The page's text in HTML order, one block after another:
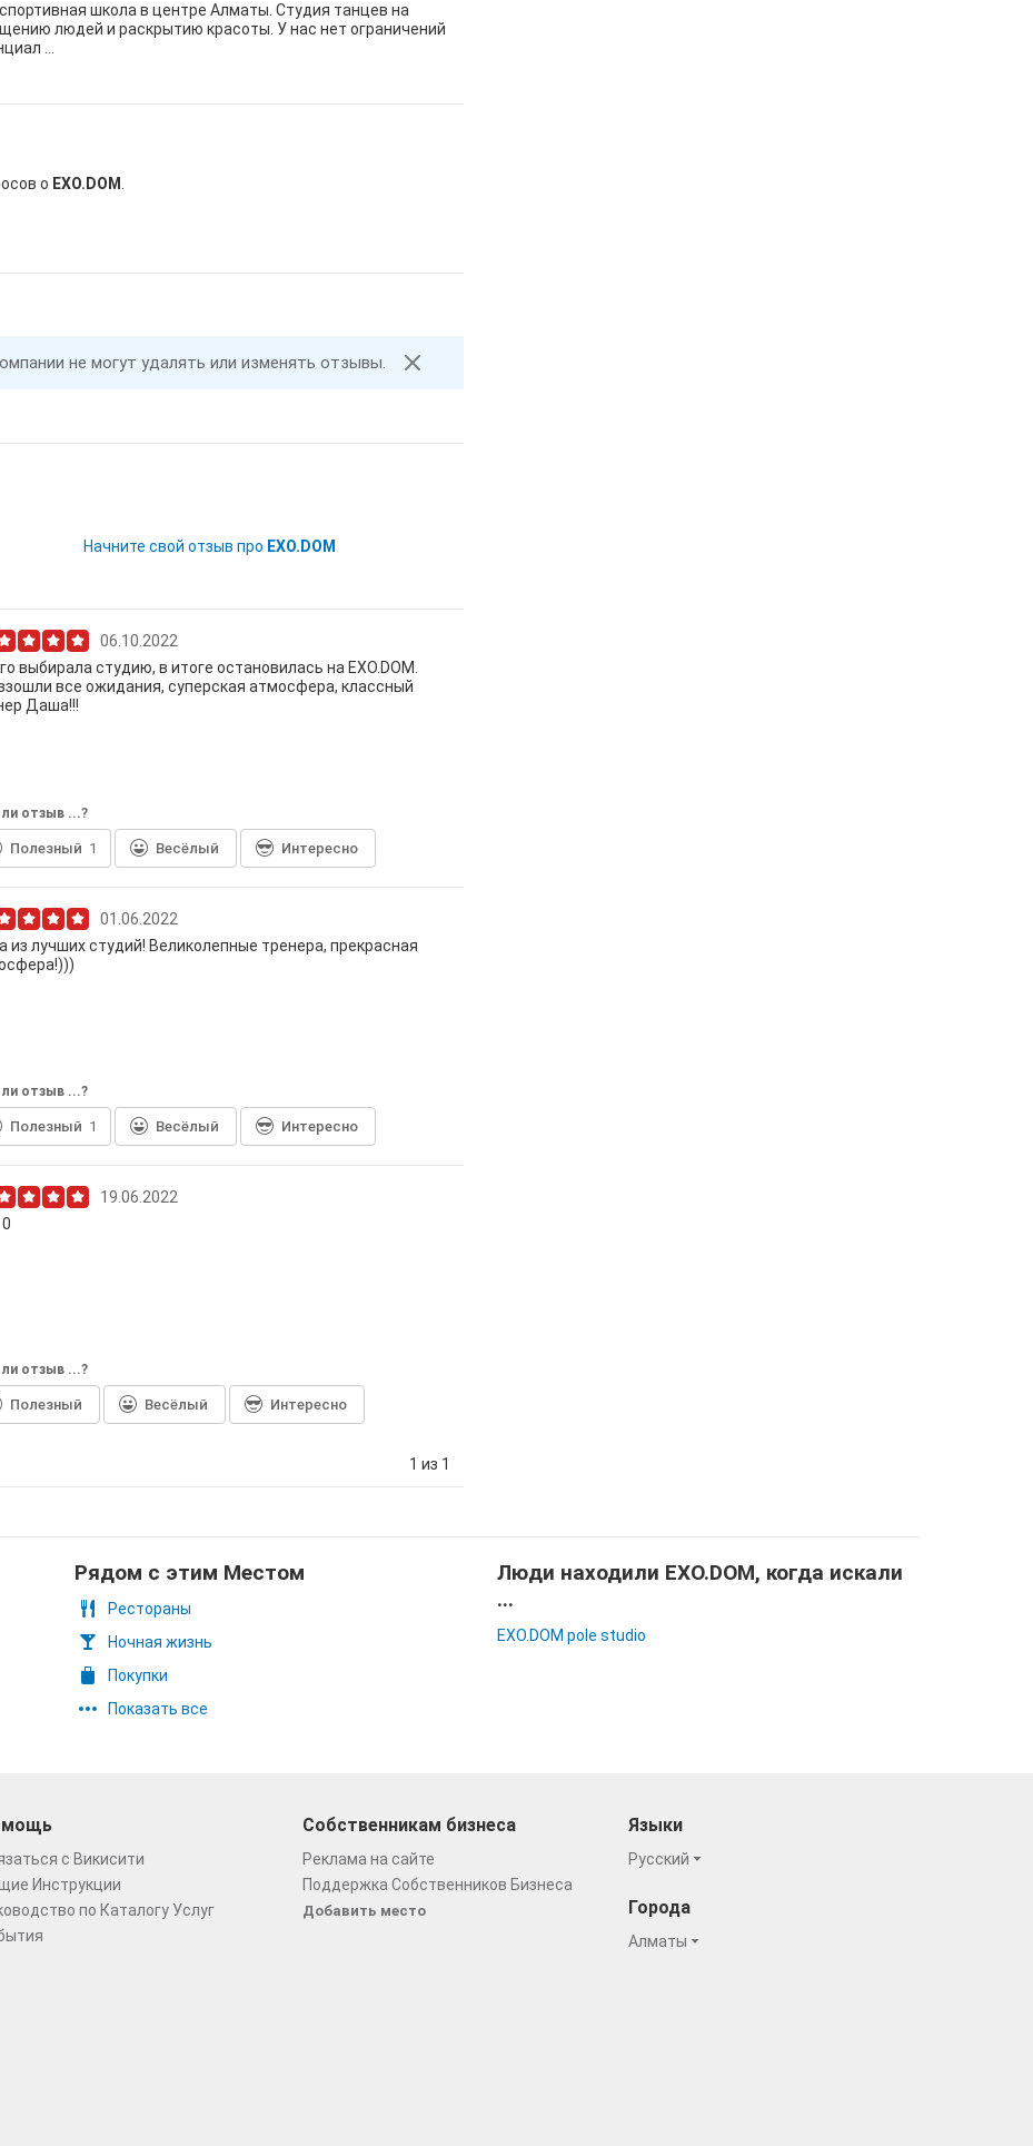
школа в центре Алматы. Студия танцев на
людей и раскрытию красоты. У нас нет ограничений
...
о EXO.DOM
не могут удалять или изменять отзывы.
Начните свой отзыв про EXO.DOM
06.10.2022
выбирала студию, в итоге остановилась на EXO.DOM.
все ожидания, суперская атмосфера, классный
Даша!!!
отзыв ...?
Полезный 1 Весёлый Интересно
01.06.2022
из лучших студий! Великолепные тренера, прекрасная
отзыв ...?
Полезный 1 Весёлый Интересно
19.06.2022
отзыв ...?
Полезный Весёлый Интересно
1 из 1
Рядом с этим Местом
Рестораны
Ночная жизнь
Покупки
Показать все
Люди находили EXO.DOM, когда искали
...
EXO.DOM pole studio
с Викисити
Инструкции
по Каталогу Услуг
Собственникам бизнеса
Реклама на сайте
Поддержка Собственников Бизнеса
Добавить место
Языки
Русский
Города
Алматы